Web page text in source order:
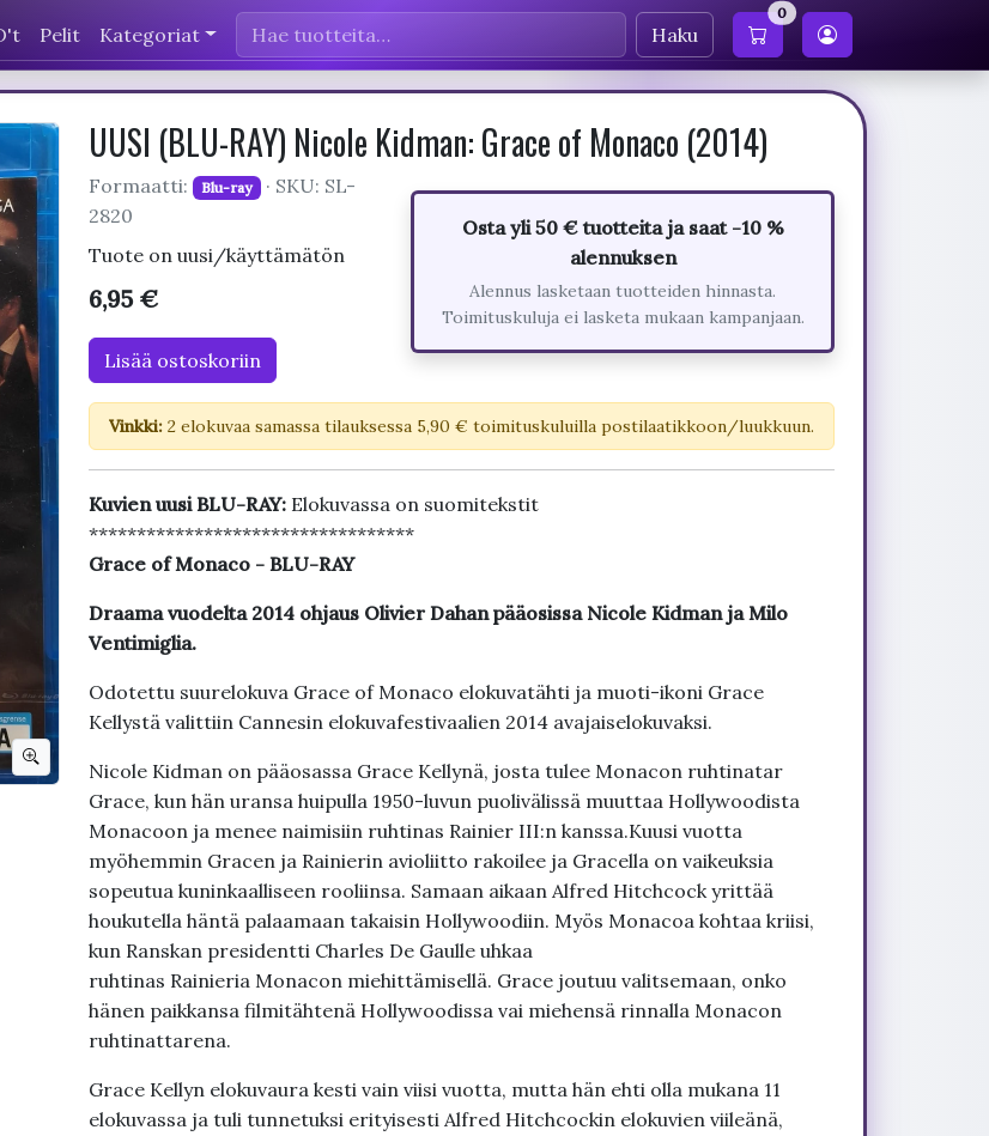
Pelit Kategoriat Haku
0
UUSI (BLU-RAY) Nicole Kidman: Grace of Monaco (2014)
Formaatti: Blu-ray
· SKU: SL-
2820
Tuote on uusi/käyttämätön
6,95 €
Lisää ostoskoriin
Osta yli 50 € tuotteita ja saat -10 %
alennuksen
Alennus lasketaan tuotteiden hinnasta.
Toimituskuluja ei lasketa mukaan kampanjaan.
Vinkki:2 elokuvaa samassa tilauksessa 5,90 € toimituskuluilla postilaatikkoon/luukkuun.
Kuvien uusi BLU-RAY: Elokuvassa on suomitekstit
**********************************
Grace of Monaco - BLU-RAY
Draama vuodelta 2014 ohjaus Olivier Dahan pääosissa Nicole Kidman ja Milo
Ventimiglia.
Odotettu suurelokuva Grace of Monaco elokuvatähti ja muoti-ikoni Grace
Kellystä valittiin Cannesin elokuvafestivaalien 2014 avajaiselokuvaksi.
Nicole Kidman on pääosassa Grace Kellynä, josta tulee Monacon ruhtinatar
Grace, kun hän uransa huipulla 1950-luvun puolivälissä muuttaa Hollywoodista
Monacoon ja menee naimisiin ruhtinas Rainier III:n kanssa.Kuusi vuotta
myöhemmin Gracen ja Rainierin avioliitto rakoilee ja Gracella on vaikeuksia
sopeutua kuninkaalliseen rooliinsa. Samaan aikaan Alfred Hitchcock yrittää
houkutella häntä palaamaan takaisin Hollywoodiin. Myös Monacoa kohtaa kriisi,
kun Ranskan presidentti Charles De Gaulle uhkaa
ruhtinas Rainieria Monacon miehittämisellä. Grace joutuu valitsemaan, onko
hänen paikkansa filmitähtenä Hollywoodissa vai miehensä rinnalla Monacon
ruhtinattarena.
Grace Kellyn elokuvaura kesti vain viisi vuotta, mutta hän ehti olla mukana 11
elokuvassa ja tuli tunnetuksi erityisesti Alfred Hitchcockin elokuvien viileänä,